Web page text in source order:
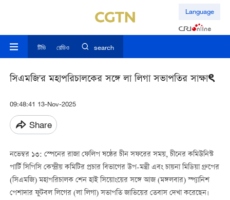
Language
টিভি রেডিও search
সিএমজি'র মহাপরিচালকের সঙ্গে লা লিগা সভাপতির সাক্ষাৎ
09:48:41 13-Nov-2025
Share
নভেম্বর ১৩: স্পেনের রাজা ফেলিপ ষষ্ঠের চীন সফরের সময়, চীনের কমিউনিস্ট
পার্টি সিপিসি কেন্দ্রীয় কমিটির প্রচার বিভাগের উপ-মন্ত্রী এবং চায়না মিডিয়া গ্রুপের
(সিএমজি) মহাপরিচালক শেন হাই সিয়োংয়ের সঙ্গে আজ (মঙ্গলবার) স্প্যানিশ
পেশাদার ফুটবল লিগের (লা লিগা) সভাপতি জাভিয়ের তেবাস দেখা করেছেন।